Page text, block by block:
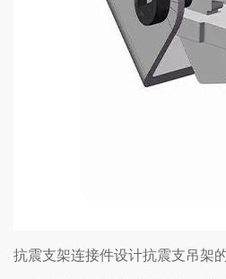
抗震支架连接件设计抗震支吊架